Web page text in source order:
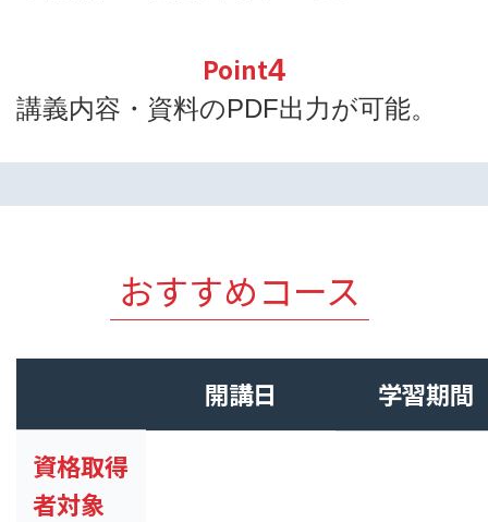
Point4
講義内容・資料のPDF出力が可能。
おすすめコース
開講日 学習期間
資格取得
者対象